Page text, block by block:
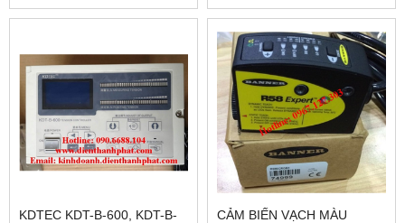
KDTEC KDT-B-600, KDT-B-
CẢM BIẾN VẠCH MÀU